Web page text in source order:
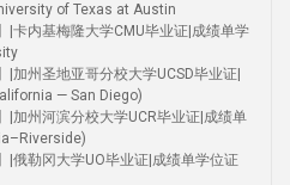
of Texas at Austin
|卡内基梅隆大学CMU毕业证|成绩单学
加州圣地亚哥分校大学UCSD毕业证|
— San Diego)
加州河滨分校大学UCR毕业证|成绩单
|俄勒冈大学UO毕业证|成绩单学位证